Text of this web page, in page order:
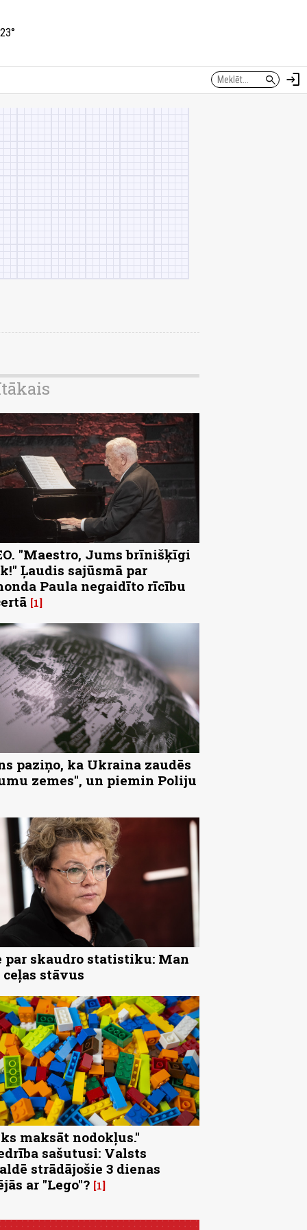
search login
"Maestro, Jums brīnišķīgi
Ļaudis sajūsmā par
Paula negaidīto rīcību
1
paziņo, ka Ukraina zaudēs
zemes", un piemin Poliju
par skaudro statistiku: Man
stāvus
maksāt nodokļus."
sašutusi: Valsts
strādājošie 3 dienas
ar "Lego"? 1